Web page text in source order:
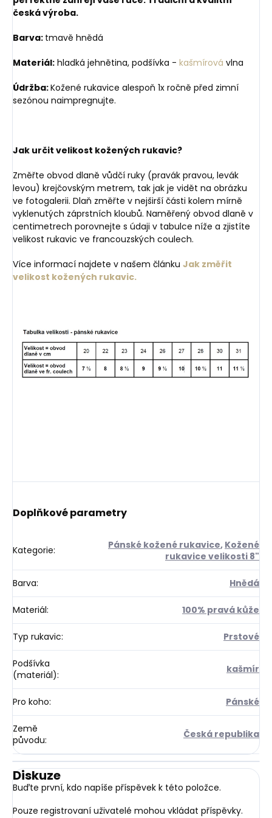
česká výroba.
Barva: tmavě hnědá
Materiál: hladká jehnětina, podšívka - kašmírová vlna
Údržba:Kožené rukavice alespoň 1x ročně před zimní
sezónou naimpregnujte.
Jak určit velikost kožených rukavic?
Změřte obvod dlaně vůdčí ruky (pravák pravou, levák
levou) krejčovským metrem, tak jak je vidět na obrázku
ve fotogalerii. Dlaň změřte v nejširší části kolem mírně
vyklenutých záprstních kloubů. Naměřený obvod dlaně v
centimetrech porovnejte s údaji v tabulce níže a zjistíte
velikost rukavic ve francouzských coulech.
Více informací najdete v našem článku Jak změřit
velikost kožených rukavic.
Doplňkové parametry
Kategorie: Pánské kožené rukavice, Kožené
rukavice velikosti 8"
Barva: Hnědá
Materiál: 100% pravá kůže
Typ rukavic: Prstové
Podšívka
(materiál): kašmír
Pro koho: Pánské
Země
původu: Česká republika
Diskuze
Buďte první, kdo napíše příspěvek k této položce.
Pouze registrovaní uživatelé mohou vkládat příspěvky.